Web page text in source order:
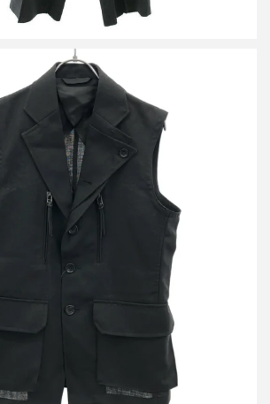
VEST トラバースベスト RM261-009
買取金額12,000円